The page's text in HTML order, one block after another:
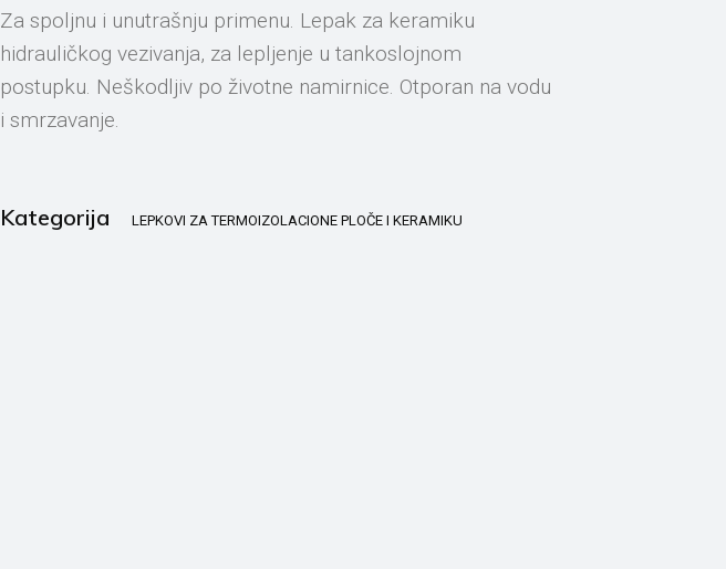
Za spoljnu i unutrašnju primenu. Lepak za keramiku
hidrauličkog vezivanja, za lepljenje u tankoslojnom
postupku. Neškodljiv po životne namirnice. Otporan na vodu
i smrzavanje.
Kategorija LEPKOVI ZA TERMOIZOLACIONE PLOČE I KERAMIKU